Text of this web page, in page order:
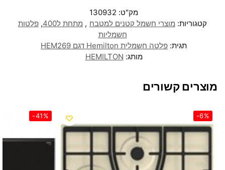
מק"ט: 130932
קטגוריות: מוצרי חשמל קטנים למטבח , מתחת ל400 , פלטות
חשמליות
תגית: פלטה חשמלית Hemilton דגם HEM269
מותג: HEMILTON
מוצרים קשורים
-6%
-41%